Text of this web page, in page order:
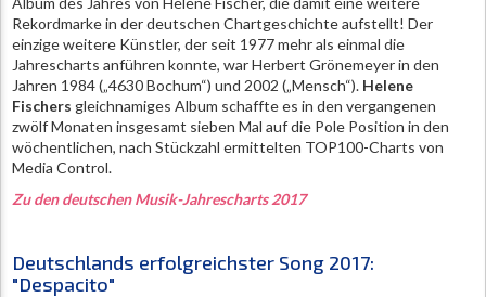
Rekordmarke in der deutschen Chartgeschichte aufstellt! Der
einzige weitere Künstler, der seit 1977 mehr als einmal die
Jahrescharts anführen konnte, war Herbert Grönemeyer in den
Jahren 1984 („4630 Bochum“) und 2002 („Mensch“). Helene
Fischers gleichnamiges Album schaffte es in den vergangenen
zwölf Monaten insgesamt sieben Mal auf die Pole Position in den
wöchentlichen, nach Stückzahl ermittelten TOP100-Charts von
Media Control.
Zu den deutschen Musik-Jahrescharts 2017
Deutschlands erfolgreichster Song 2017:
"Despacito"